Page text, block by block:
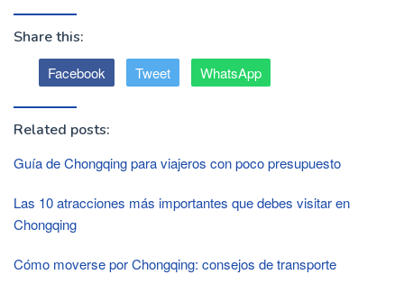
Share this:
Facebook Tweet WhatsApp
Related posts:
Guía de Chongqing para viajeros con poco presupuesto
Las 10 atracciones más importantes que debes visitar en
Chongqing
Cómo moverse por Chongqing: consejos de transporte